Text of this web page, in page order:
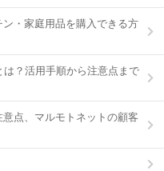
・家庭用品を購入できる方
？活用手順から注意点まで
点、マルモトネットの顧客